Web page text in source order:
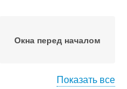
Окна перед началом
Показать все